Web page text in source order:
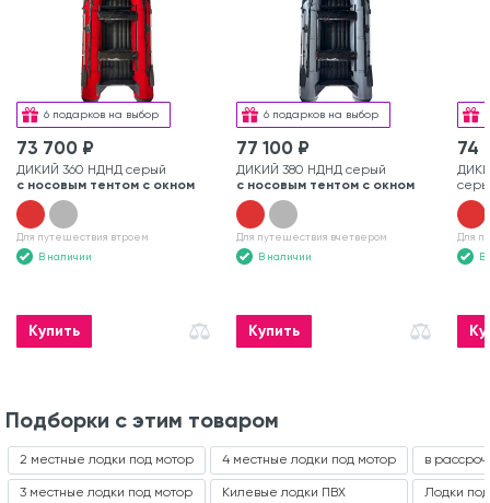
6 подарков на выбор
73 700 ₽
ДИКИЙ 360 НДНД серый
с носовым тентом с окном
Для путешествия втроем
В наличии
Купить
6 подарков на выбор
77 100 ₽
ДИКИЙ 380 НДНД серый
с носовым тентом с окном
Для путешествия вчетвером
В наличии
Купить
74
Для
В
Подборки с этим товаром
2 местные лодки под мотор
3 местные лодки под мотор
4 местные лодки под мотор
Килевые лодки ПВХ
в
Лодки